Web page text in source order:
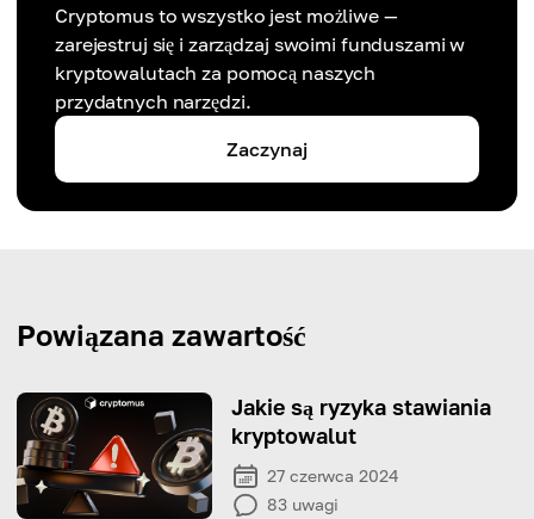
Cryptomus to wszystko jest możliwe —
zarejestruj się i zarządzaj swoimi funduszami w
kryptowalutach za pomocą naszych
przydatnych narzędzi.
Zaczynaj
Powiązana zawartość
Jakie są ryzyka stawiania
kryptowalut
27 czerwca 2024
83 uwagi